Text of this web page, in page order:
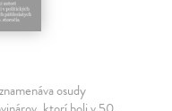
osudy